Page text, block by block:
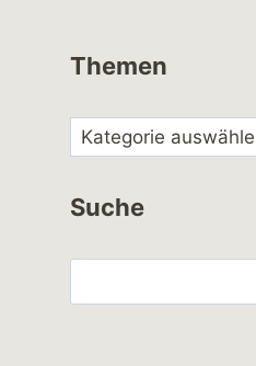
Themen
Suche